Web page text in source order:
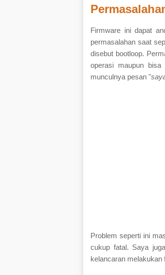
Firmware ini dapat
permasalahan saat
disebut bootloop.
operasi maupun
munculnya pesan "
Problem seperti ini
cukup fatal. Saya
kelancaran melakukan